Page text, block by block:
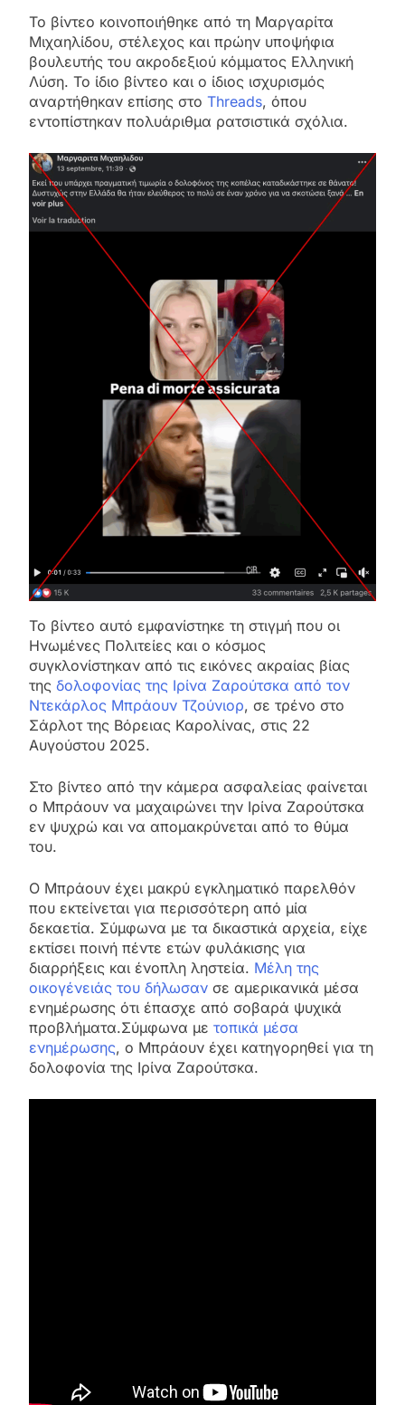
Το βίντεο κοινοποιήθηκε από τη Μαργαρίτα
Μιχαηλίδου, στέλεχος και πρώην υποψήφια
βουλευτής του ακροδεξιού κόμματος Ελληνική
Λύση. Το ίδιο βίντεο και ο ίδιος ισχυρισμός
αναρτήθηκαν επίσης στο Threads, όπου
εντοπίστηκαν πολυάριθμα ρατσιστικά σχόλια.
Το βίντεο αυτό εμφανίστηκε τη στιγμή που οι
Ηνωμένες Πολιτείες και ο κόσμος
συγκλονίστηκαν από τις εικόνες ακραίας βίας
της δολοφονίας της Ιρίνα Ζαρούτσκα από τον
Ντεκάρλος Μπράουν Τζούνιορ, σε τρένο στο
Σάρλοτ της Βόρειας Καρολίνας, στις 22
Αυγούστου 2025.
Στο βίντεο από την κάμερα ασφαλείας φαίνεται
ο Μπράουν να μαχαιρώνει την Ιρίνα Ζαρούτσκα
εν ψυχρώ και να απομακρύνεται από το θύμα
του.
Ο Μπράουν έχει μακρύ εγκληματικό παρελθόν
που εκτείνεται για περισσότερη από μία
δεκαετία. Σύμφωνα με τα δικαστικά αρχεία, είχε
εκτίσει ποινή πέντε ετών φυλάκισης για
διαρρήξεις και ένοπλη ληστεία. Μέλη της
οικογένειάς του δήλωσαν σε αμερικανικά μέσα
ενημέρωσης ότι έπασχε από σοβαρά ψυχικά
προβλήματα.Σύμφωνα με τοπικά μέσα
ενημέρωσης, ο Μπράουν έχει κατηγορηθεί για τη
δολοφονία της Ιρίνα Ζαρούτσκα.